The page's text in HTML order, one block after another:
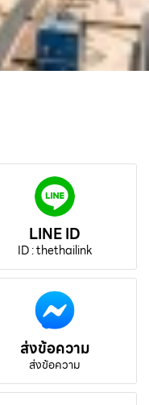
LINE ID
ID : thethailink
ส่งข้อความ
ส่งข้อความ